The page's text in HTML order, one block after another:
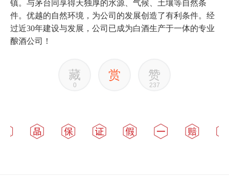
镇。与茅台同享得天独厚的水源、气候、土壤等自然条
件。优越的自然环境，为公司的发展创造了有利条件。经
过近30年建设与发展，公司已成为白酒生产于一体的专业
酿酒公司！
藏
0
赏 赞
237